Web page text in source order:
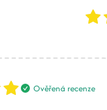
Ověřená recenze